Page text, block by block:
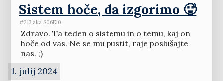
Sistem hoče, da izgorimo 🥵
#213 aka S06E10
Zdravo. Ta teden o sistemu in o temu, kaj on
hoče od vas. Ne se mu pustit, raje poslušajte
nas. ;)
1. julij 2024